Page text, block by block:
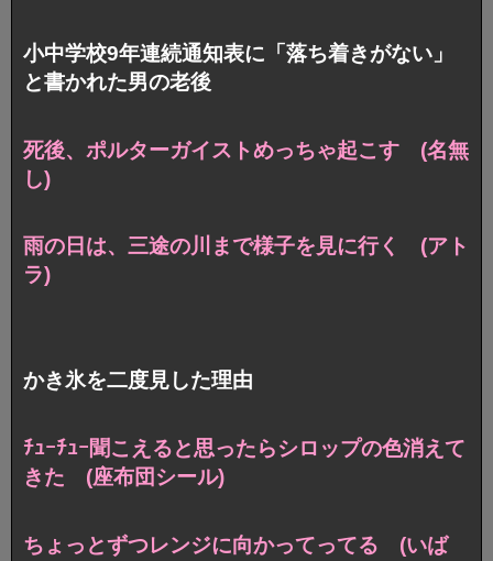
小中学校9年連続通知表に「落ち着きがない」
と書かれた男の老後
死後、ポルターガイストめっちゃ起こす (名無
し)
雨の日は、三途の川まで様子を見に行く (アト
ラ)
かき氷を二度見した理由
ﾁｭｰﾁｭｰ聞こえると思ったらシロップの色消えて
きた (座布団シール)
ちょっとずつレンジに向かってってる (いば